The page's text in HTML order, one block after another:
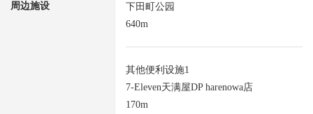
周边施设
下田町公园
640m
其他便利设施1
7-Eleven天满屋DP harenowa店
170m